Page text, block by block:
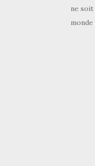
ne soit